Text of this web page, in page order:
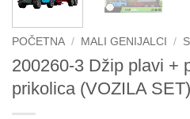
POČETNA / MALI GENIJALCI /
200260-3 Džip plavi +
prikolica (VOZILA SET)